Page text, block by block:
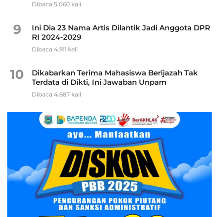
Dibaca 5.060 kali
9
Ini Dia 23 Nama Artis Dilantik Jadi Anggota DPR
RI 2024-2029
Dibaca 4.911 kali
10
Dikabarkan Terima Mahasiswa Berijazah Tak
Terdata di Dikti, Ini Jawaban Unpam
Dibaca 4.687 kali